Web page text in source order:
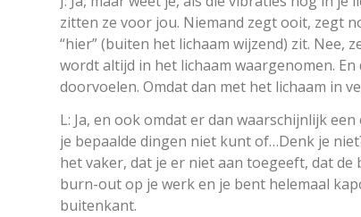
zitten ze voor jou. Niemand zegt ooit, zegt
“hier” (buiten het lichaam wijzend) zit. Nee,
wordt altijd in het lichaam waargenomen.
doorvoelen. Omdat dan met het lichaam in
L: Ja, en ook omdat er dan waarschijnlijk
je bepaalde dingen niet kunt of…Denk je
het vaker, dat je er niet aan toegeeft, dat
burn-out op je werk en je bent helemaal
buitenkant.